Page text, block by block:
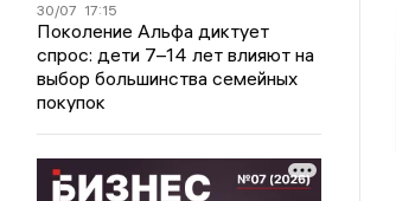
30/07 17:15
Поколение Альфа диктует
спрос: дети 7–14 лет влияют на
выбор большинства семейных
покупок